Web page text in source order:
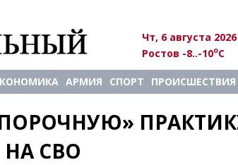
Чт, 6 августа 2026
Ростов -8..-10oC
АРМИЯ СПОРТ ПРОИСШЕСТВИЯ
СВО